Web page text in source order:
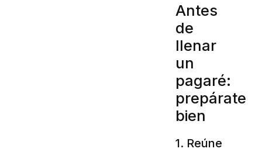
Antes
de
llenar
un
pagaré:
prepárate
bien
1. Reúne